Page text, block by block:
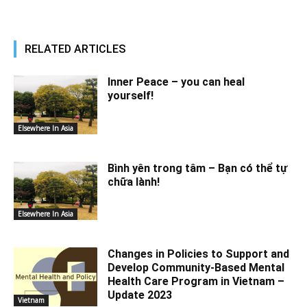
RELATED ARTICLES
Elsewhere In Asia
Inner Peace – you can heal
yourself!
Elsewhere In Asia
Bình yên trong tâm – Bạn có thể tự
chữa lành!
Vietnam
Changes in Policies to Support and
Develop Community-Based Mental
Health Care Program in Vietnam –
Update 2023